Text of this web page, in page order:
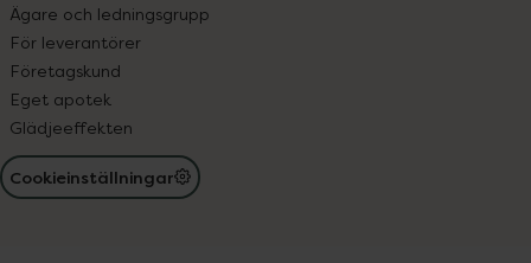
Ägare och ledningsgrupp
För leverantörer
Företagskund
Eget apotek
Glädjeeffekten
Cookieinställningar